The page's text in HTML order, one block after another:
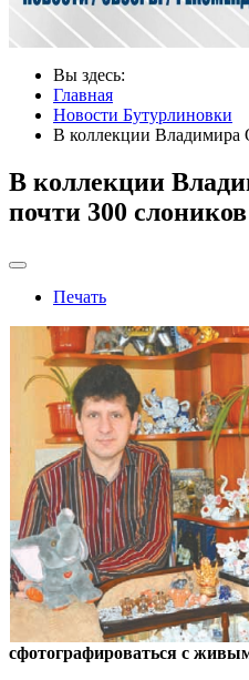
Вы здесь:
Главная
Новости Бутурлиновки
В коллекции Владимира
В коллекции
почти 300 слоников
Печать
сфотографироваться с